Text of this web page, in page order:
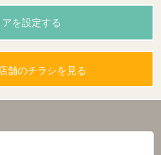
を設定する
舗のチラシを見る